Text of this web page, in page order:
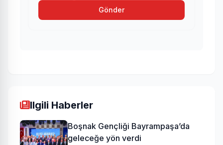
Gönder
Ilgili Haberler
Boşnak Gençliği Bayrampaşa’da
geleceğe yön verdi